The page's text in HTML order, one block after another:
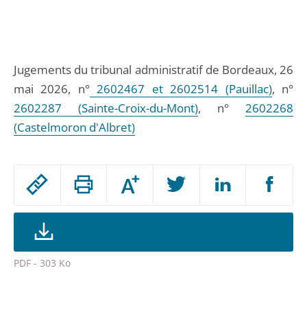
Passer
partage
l'article
pour
Augmenter
ou
la
police
PDF - 303 Ko
Jugements du tribunal administratif de Bordeaux, 26
mai 2026, n°2602467 et 2602514 (Pauillac), n°
2602287 (Sainte-Croix-du-Mont), n° 2602268
(Castelmoron d'Albret)